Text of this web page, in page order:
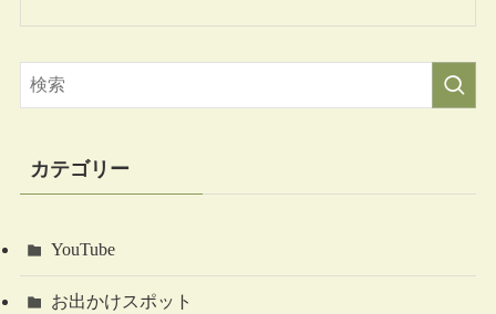
カテゴリー
YouTube
お出かけスポット